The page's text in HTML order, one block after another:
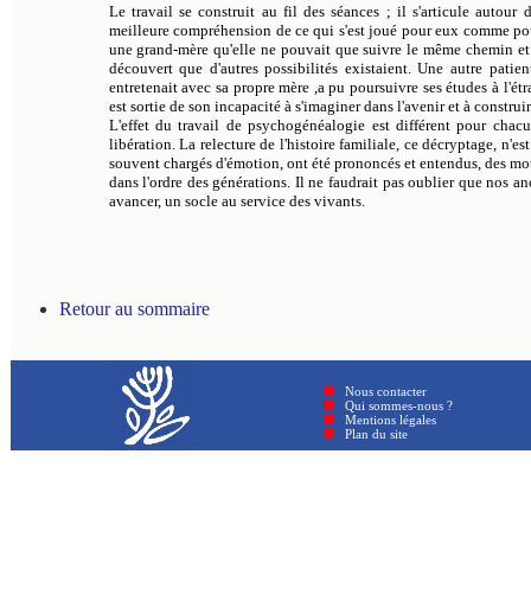
Le travail se construit au fil des séances ; il s'articule autour
meilleure compréhension de ce qui s'est joué pour eux comme
une grand-mère qu'elle ne pouvait que suivre le même chemin
découvert que d'autres possibilités existaient. Une autre
entretenait avec sa propre mère ,a pu poursuivre ses études à
est sortie de son incapacité à s'imaginer dans l'avenir et à
L'effet du travail de psychogénéalogie est différent pour
libération. La relecture de l'histoire familiale, ce décryptage,
souvent chargés d'émotion, ont été prononcés et entendus, des
dans l'ordre des générations. Il ne faudrait pas oublier que nos
avancer, un socle au service des vivants.
Retour au sommaire
Nous contacter
Qui sommes-nous ?
Mentions légales
Plan du site © GenAmi